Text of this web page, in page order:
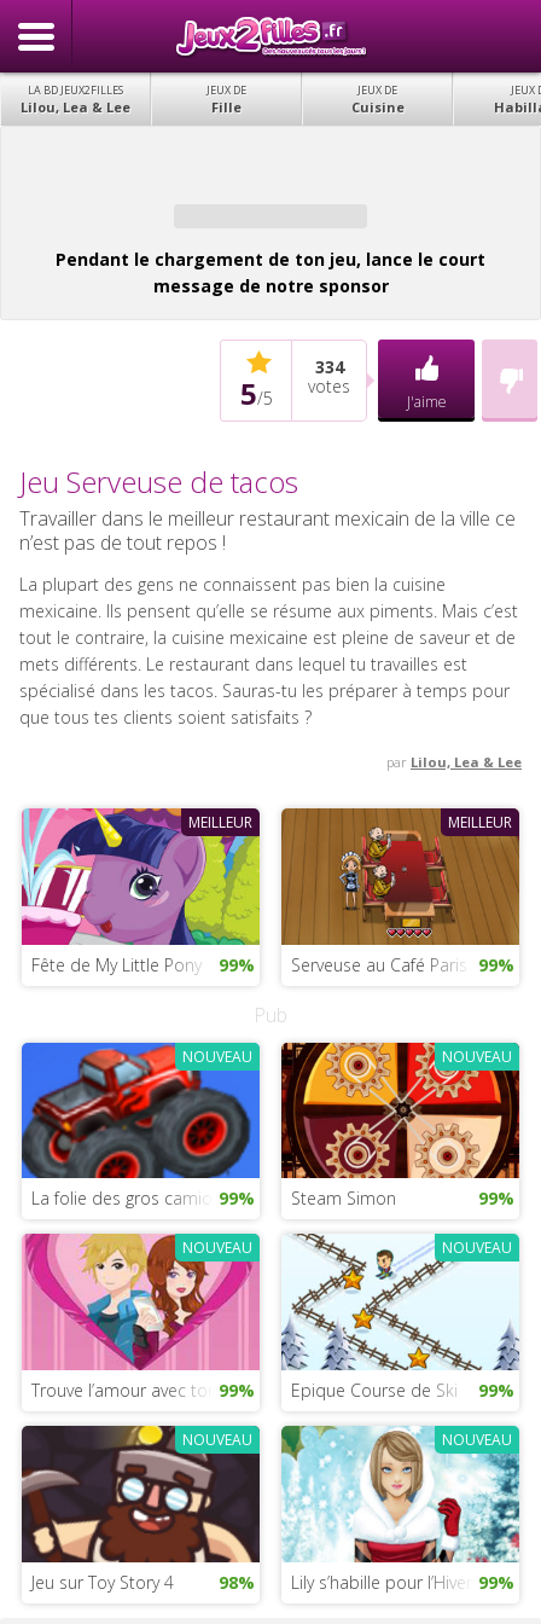
LA BD JEUX2FILLES
Lilou, Lea & Lee
JEUX DE
Fille
JEUX DE
Cuisine
JEUX
Pendant le chargement de ton jeu, lance le court
message de notre sponsor
5/5
334
votes
J'aime
Jeu Serveuse de tacos
Travailler dans le meilleur restaurant mexicain de la ville ce
n’est pas de tout repos !
La plupart des gens ne connaissent pas bien la cuisine
mexicaine. Ils pensent qu’elle se résume aux piments. Mais c’est
tout le contraire, la cuisine mexicaine est pleine de saveur et de
mets différents. Le restaurant dans lequel tu travailles est
spécialisé dans les tacos. Sauras-tu les préparer à temps pour
que tous tes clients soient satisfaits ?
par Lilou, Lea & Lee
MEILLEUR
Fête de My Little Pony 99%
MEILLEUR
Serveuse au Café Paris 99%
Pub
NOUVEAU
La folie des gros camions - jeu pour filles
99%
NOUVEAU
Steam Simon 99%
NOUVEAU
Trouve l’amour avec ton téléphone portable
99%
NOUVEAU
Epique Course de Ski 99%
NOUVEAU
Jeu sur Toy Story 4 98%
NOUVEAU
Lily s’habille pour l’Hiver 99%